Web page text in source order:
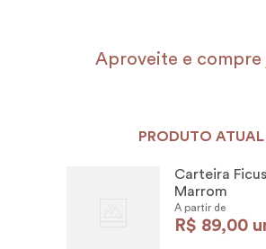
Aproveite e compre
PRODUTO ATUAL
Carteira
Marrom
A partir de
R$ 89,00